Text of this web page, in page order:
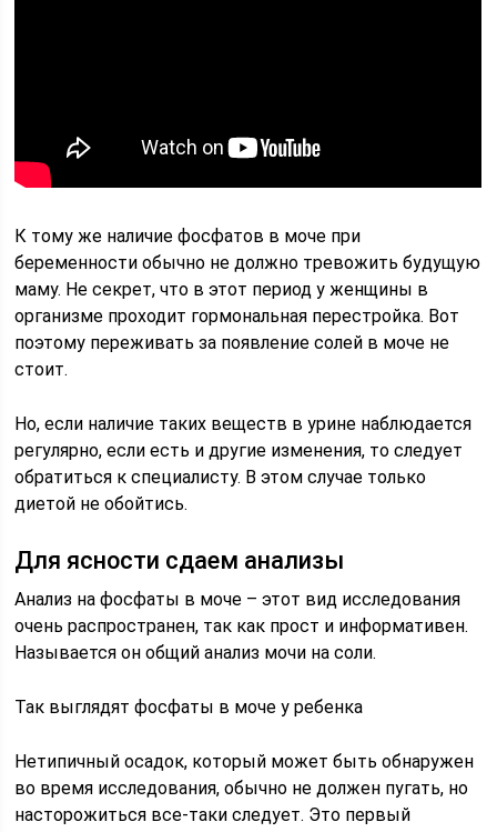
К тому же наличие фосфатов в моче при
беременности обычно не должно тревожить будущую
маму. Не секрет, что в этот период у женщины в
организме проходит гормональная перестройка. Вот
поэтому переживать за появление солей в моче не
стоит.
Но, если наличие таких веществ в урине наблюдается
регулярно, если есть и другие изменения, то следует
обратиться к специалисту. В этом случае только
диетой не обойтись.
Для ясности сдаем анализы
Анализ на фосфаты в моче – этот вид исследования
очень распространен, так как прост и информативен.
Называется он общий анализ мочи на соли.
Так выглядят фосфаты в моче у ребенка
Нетипичный осадок, который может быть обнаружен
во время исследования, обычно не должен пугать, но
насторожиться все-таки следует. Это первый